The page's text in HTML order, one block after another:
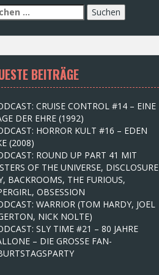
BEITRÄGE
CRUISE CONTROL #14 – EINE
DER EHRE (1992)
HORROR KULT #16 – EDEN
(2008)
ROUND UP PART 41 MIT
OF THE UNIVERSE, DISCLOSURE
BACKROOMS, THE FURIOUS,
OBSESSION
WARRIOR (TOM HARDY, JOEL
NICK NOLTE)
SLY TIME #21 – 80 JAHRE
– DIE GROSSE FAN-